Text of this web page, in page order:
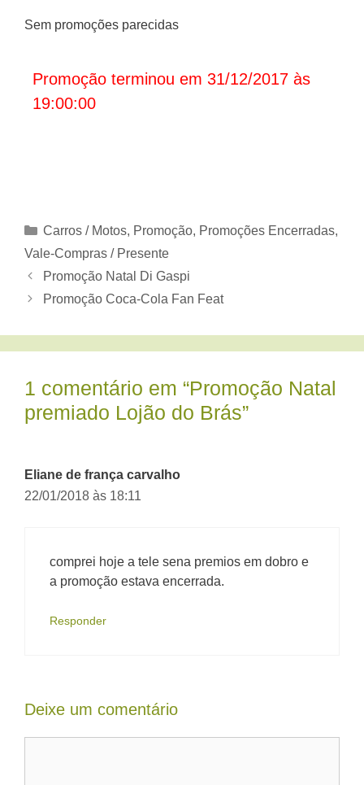
Sem promoções parecidas
Promoção terminou em 31/12/2017 às
19:00:00
Categorias
Carros / Motos, Promoção, Promoções Encerradas,
Vale-Compras / Presente
Promoção Natal Di Gaspi
Promoção Coca-Cola Fan Feat
1 comentário em “Promoção Natal
premiado Lojão do Brás”
Eliane de frança carvalho
22/01/2018 às 18:11
comprei hoje a tele sena premios em dobro e
a promoção estava encerrada.
Responder
Deixe um comentário